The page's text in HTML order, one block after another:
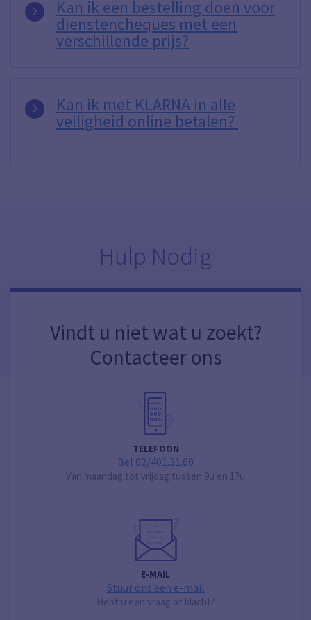
Kan ik een bestelling doen voor
dienstencheques met een
verschillende prijs?
Kan ik met KLARNA in alle
veiligheid online betalen?
Hulp Nodig
Vindt u niet wat u zoekt?
Contacteer ons
TELEFOON
Bel 02/401.31.60
Van maandag tot vrijdag tussen 9u en 17u
E-MAIL
Stuur ons een e-mail
Hebt u een vraag of klacht?